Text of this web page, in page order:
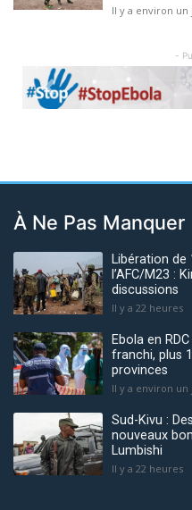
Il y a environ un
-
Previous
À Ne Pas Manquer
Libération de
l’AFC/M23 :
discussions
Il y a 22 heures
Ebola en
franchi, plus
provinces
Il y a environ un
Sud-Kivu :
nouveaux
Lumbishi
Il y a 22 heures